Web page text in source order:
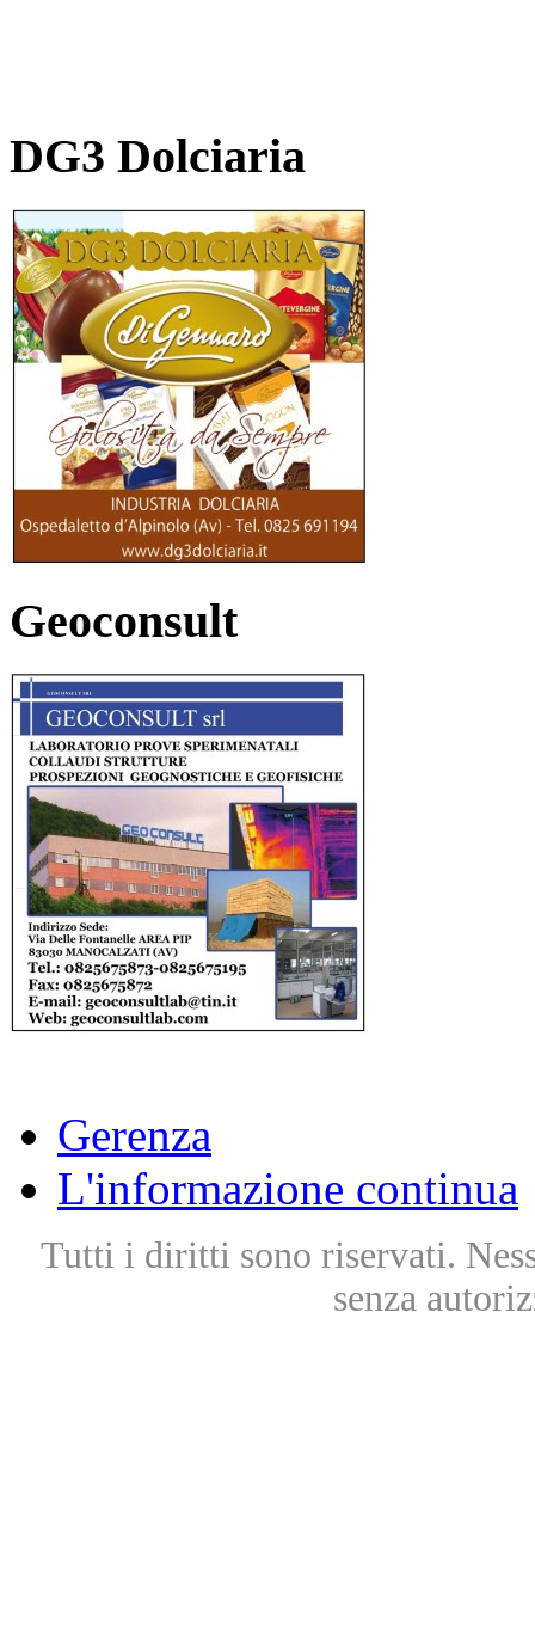
DG3 Dolciaria
Geoconsult
Gerenza
L'informazione continua
Tutti i diritti sono riservati.
senza